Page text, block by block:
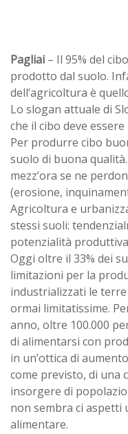
Pagliai – Il 95% del
prodotto dal suolo.
dell’agricoltura è
Lo slogan attuale di
che il cibo deve
Per produrre cibo
suolo di buona
mezz’ora se ne
(erosione,
Agricoltura e
stessi suoli:
potenzialità
Oggi oltre il 33% dei
limitazioni per la
industrializzati le
ormai limitatissime.
anno, oltre 100.000
di alimentarsi con
in un’ottica di
come previsto, di una
insorgere di
non sembra ci
alimentare.